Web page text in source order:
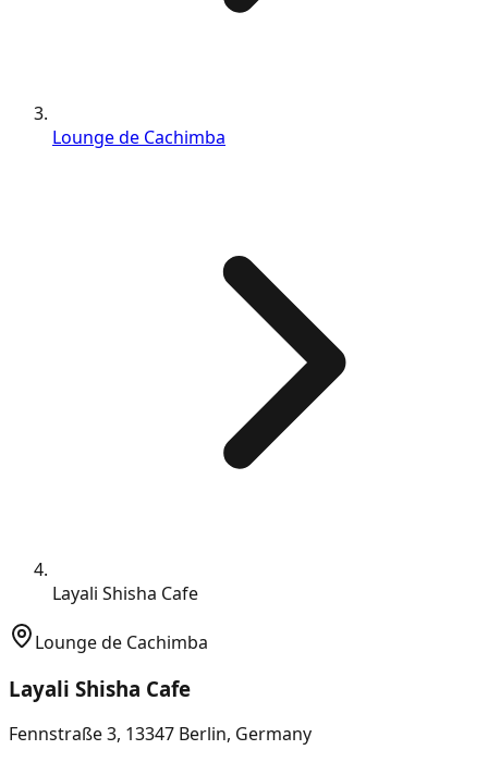
Lounge de Cachimba
Layali Shisha Cafe
Lounge de Cachimba
Layali Shisha Cafe
Fennstraße 3, 13347 Berlin, Germany